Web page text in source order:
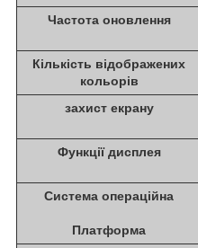
Частота оновлення
Кількість відображених
кольорів
захист екрану
Функції дисплея
Система операційна
Платформа